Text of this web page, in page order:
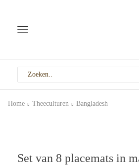
Home Theeculturen Bangladesh
Set van 8 placemats in